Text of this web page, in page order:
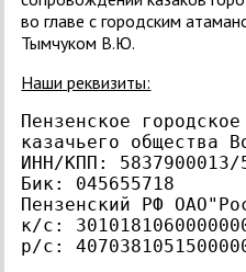
во главе с городским
Тымчуком В.Ю.
Наши реквизиты:
Пензенское
казачьего общества
ИНН/КПП: 5837900013/
Бик: 045655718
Пензенский РФ
к/с: